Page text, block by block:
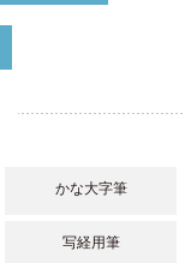
かな大字筆
写経用筆